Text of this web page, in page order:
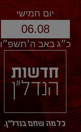
יום חמישי
06.08
כ״ג באב ה׳תשפ״ו